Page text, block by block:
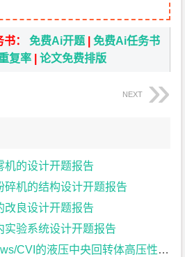
书：免费Ai开题 |免费Ai任务书
复率 |论文免费排版
NEXT
机的设计开题报告
碎机的结构设计开题报告
改良设计开题报告
实验系统设计开题报告
压中央回转体高压性能参数测控系统的设计开题报告